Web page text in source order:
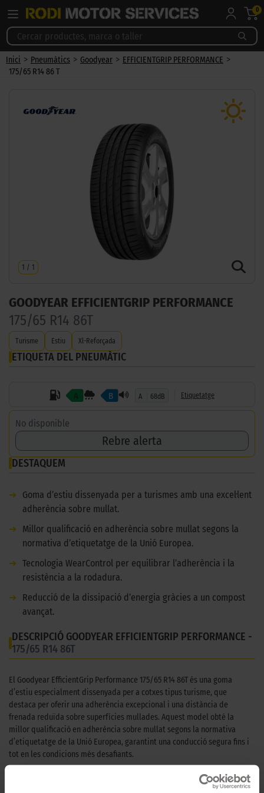
0
Inici > Pneumàtics > Goodyear > EFFICIENTGRIP PERFORMANCE >
175/65 R14 86 T
1 / 1
GOODYEAR EFFICIENTGRIP PERFORMANCE
175/65 R14 86T
Turisme Estiu Xl-Reforçada
ETIQUETA DEL PNEUMÀTIC
A B A 68dB Etiquetatge
No disponible
Rebre alerta
DESTAQUEM
➜
Goma d’estiu dissenyada per a turismes amb una excel·lent
adherència sobre mullat.
➜
Millor qualificació en adherència sobre mullat segons la
normativa d’etiquetatge de la Unió Europea.
➜ Tecnologia WearControl per equilibrar l’adherència i la
resistència a la rodadura.
➜
Reducció de la dissipació d’energia gràcies a un compost
avançat.
DESCRIPCIÓ GOODYEAR EFFICIENTGRIP PERFORMANCE -
175/65 R14 86T
El Goodyear EfficientGrip Performance 175/65 R14 86T és una goma
d’estiu especialment dissenyada per a cotxes tipus turisme, que
destaca per oferir una adherència excepcional i una distància de
frenada reduïda sobre superfícies mullades. Aquest model obté la
millor qualificació en adherència sobre mullat segons la normativa
d’etiquetatge de la Unió Europea, garantint una conducció segura fins i
tot en les condicions més desafiants.
A més, incorpora la tecnologia WearControl, que assegura un equilibri
òptim entre l’adherència en mullat i la resistència a la rodadura durant